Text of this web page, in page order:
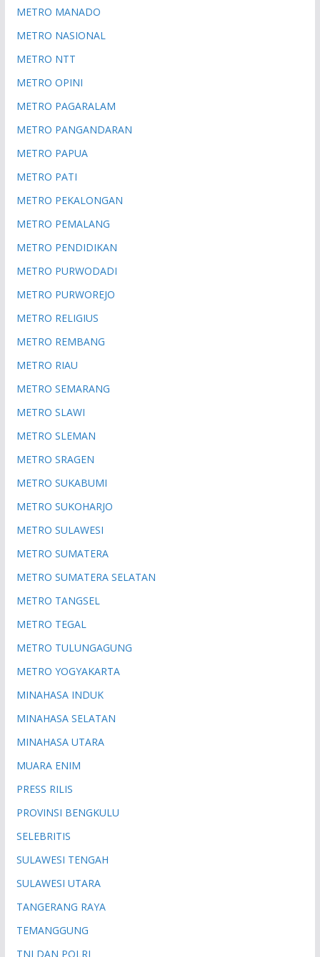
METRO MANADO
METRO NASIONAL
METRO NTT
METRO OPINI
METRO PAGARALAM
METRO PANGANDARAN
METRO PAPUA
METRO PATI
METRO PEKALONGAN
METRO PEMALANG
METRO PENDIDIKAN
METRO PURWODADI
METRO PURWOREJO
METRO RELIGIUS
METRO REMBANG
METRO RIAU
METRO SEMARANG
METRO SLAWI
METRO SLEMAN
METRO SRAGEN
METRO SUKABUMI
METRO SUKOHARJO
METRO SULAWESI
METRO SUMATERA
METRO SUMATERA SELATAN
METRO TANGSEL
METRO TEGAL
METRO TULUNGAGUNG
METRO YOGYAKARTA
MINAHASA INDUK
MINAHASA SELATAN
MINAHASA UTARA
MUARA ENIM
PRESS RILIS
PROVINSI BENGKULU
SELEBRITIS
SULAWESI TENGAH
SULAWESI UTARA
TANGERANG RAYA
TEMANGGUNG
TNI DAN POLRI